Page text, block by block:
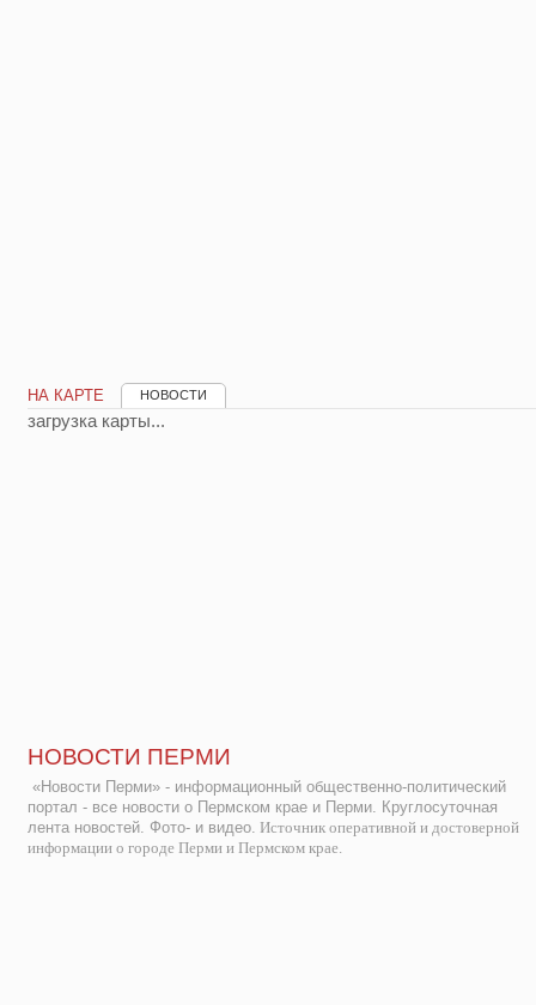
НА КАРТЕ НОВОСТИ
загрузка карты...
НОВОСТИ ПЕРМИ
«Новости Перми» - информационный общественно-политический
портал - все новости о Пермском крае и Перми. Круглосуточная
лента новостей. Фото- и видео. Источник оперативной и достоверной
информации о городе Перми и Пермском крае.